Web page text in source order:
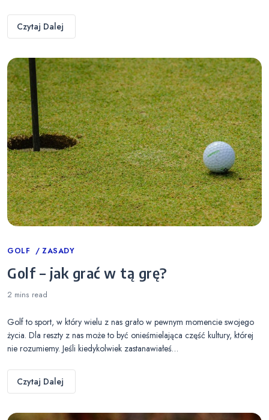
Czytaj Dalej
Categories
GOLF ZASADY
Golf – jak grać w tą grę?
2 mins read
Golf to sport, w który wielu z nas grało w pewnym momencie swojego
życia. Dla reszty z nas może to być onieśmielająca część kultury, której
nie rozumiemy. Jeśli kiedykolwiek zastanawiałeś…
Czytaj Dalej